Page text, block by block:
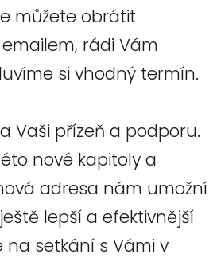
můžete obrátit
rádi Vám
si vhodný termín.
Vaši přízeň a podporu.
nové kapitoly a
adresa nám umožní
lepší a efektivnější
na setkání s Vámi v